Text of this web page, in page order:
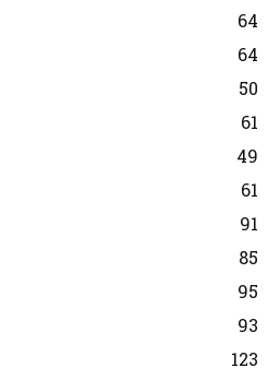
64
64
50
61
49
61
91
85
95
93
123